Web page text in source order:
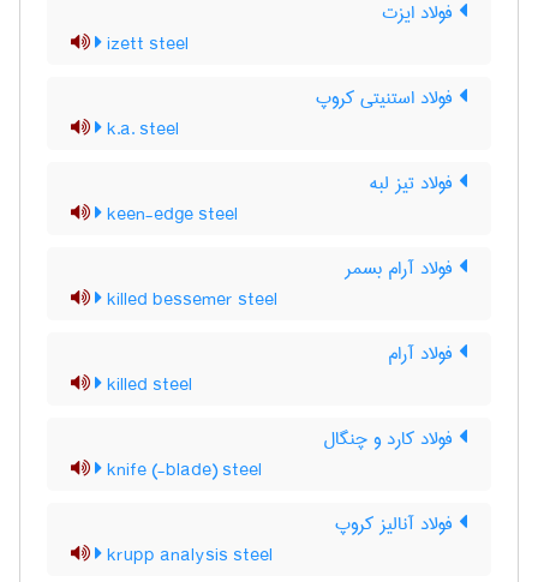
فولاد ایزت
izett steel
فولاد استنیتی کروپ
k.a. steel
فولاد تیز لبه
keen-edge steel
فولاد آرام بسمر
killed bessemer steel
فولاد آرام
killed steel
فولاد کارد و چنگال
knife (-blade) steel
فولاد آنالیز کروپ
krupp analysis steel